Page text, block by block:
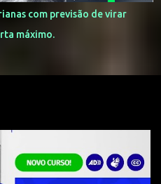
com previsão de virar
máximo.